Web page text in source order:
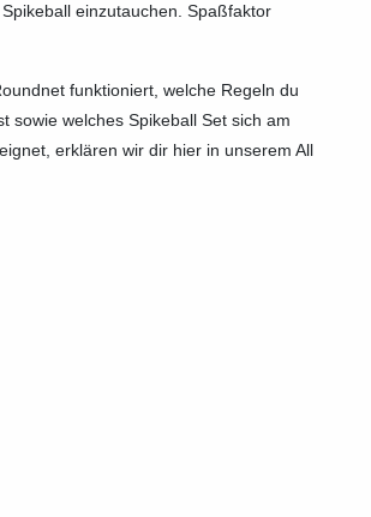
einzutauchen. Spaßfaktor
funktioniert, welche Regeln du
sowie welches Spikeball Set sich am
erklären wir dir hier in unserem All